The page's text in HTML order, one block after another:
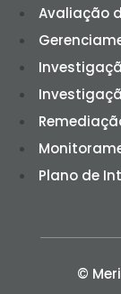
Avaliação
Plano de
©